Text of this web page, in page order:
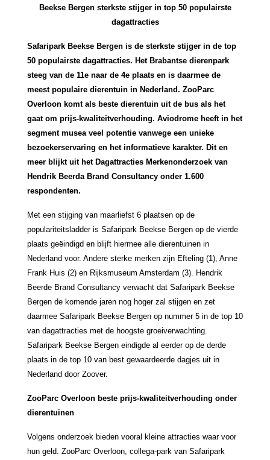
Beekse Bergen sterkste stijger in top 50 populairste
dagattracties
Safaripark Beekse Bergen is de sterkste stijger in de top
50 populairste dagattracties. Het Brabantse dierenpark
steeg van de 11e naar de 4e plaats en is daarmee de
meest populaire dierentuin in Nederland. ZooParc
Overloon komt als beste dierentuin uit de bus als het
gaat om prijs-kwaliteitverhouding. Aviodrome heeft in het
segment musea veel potentie vanwege een unieke
bezoekerservaring en het informatieve karakter. Dit en
meer blijkt uit het Dagattracties Merkenonderzoek van
Hendrik Beerda Brand Consultancy onder 1.600
respondenten.
Met een stijging van maarliefst 6 plaatsen op de
populariteitsladder is Safaripark Beekse Bergen op de vierde
plaats geëindigd en blijft hiermee alle dierentuinen in
Nederland voor. Andere sterke merken zijn Efteling (1), Anne
Frank Huis (2) en Rijksmuseum Amsterdam (3). Hendrik
Beerde Brand Consultancy verwacht dat Safaripark Beekse
Bergen de komende jaren nog hoger zal stijgen en zet
daarmee Safaripark Beekse Bergen op nummer 5 in de top 10
van dagattracties met de hoogste groeiverwachting.
Safaripark Beekse Bergen eindigde al eerder op de derde
plaats in de top 10 van best gewaardeerde dagjes uit in
Nederland door Zoover.
ZooParc Overloon beste prijs-kwaliteitverhouding onder
dierentuinen
Volgens onderzoek bieden vooral kleine attracties waar voor
hun geld. ZooParc Overloon, collega-park van Safaripark